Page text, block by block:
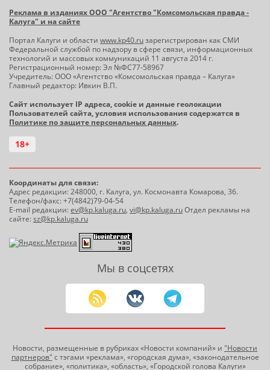
Реклама в изданиях ООО "Агентство "Комсомольская правда -
Калуга" и на сайте
Портал Калуги и области www.kp40.ruзарегистрирован как СМИ
Федеральной службой по надзору в сфере связи, информационных
технологий и массовых коммуникаций 11 августа 2014 г.
Регистрационный номер: Эл №ФС77-58967
Учредитель: ООО «Агентство «Комсомольская правда – Калуга»
Главный редактор: Ивкин В.П.
Сайт использует IP адреса, cookie и данные геолокации
Пользователей сайта, условия использования содержатся в
Политике по защите персональных данных.
18+
Координаты для связи:
Адрес редакции: 248000, г. Калуга, ул. Космонавта Комарова, 36.
Телефон/факс: +7(4842)79-04-54
E-mail редакции:ev@kp.kaluga.ru, vi@kp.kaluga.ruОтдел рекламы на
сайте:sz@kp.kaluga.ru
Мы в соцсетях
Новости, размещенные в рубриках «Новости компаний» и "Новости
партнеров" с тэгами «реклама», «городская дума», «законодательное
собрание», «политика», «область», «Городской голова Калуги»